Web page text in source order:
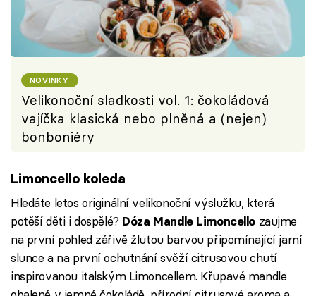
NOVINKY
Velikonoční sladkosti vol. 1: čokoládová
vajíčka klasická nebo plněná a (nejen)
bonboniéry
Limoncello koleda
Hledáte letos originální velikonoční výslužku, která
potěší děti i dospělé? Dóza Mandle Limoncello zaujme
na první pohled zářivě žlutou barvou připomínající jarní
slunce a na první ochutnání svěží citrusovou chutí
inspirovanou italským Limoncellem. Křupavé mandle